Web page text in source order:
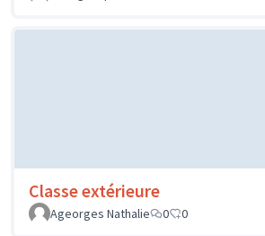
Classe extérieure
Ageorges Nathalie
0 0